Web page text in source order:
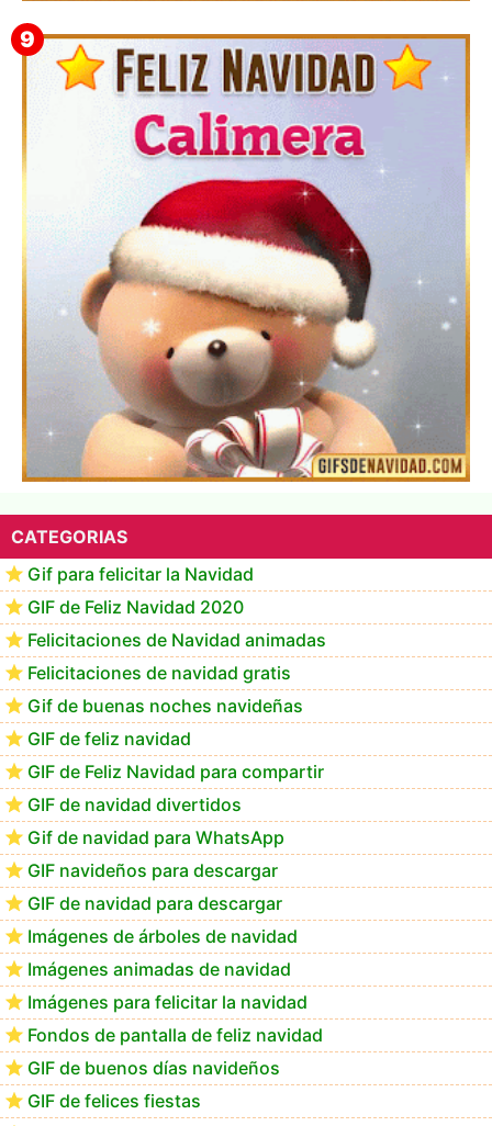
▷ Los Mejores Fondos de pantalla de feliz navidad
2022 📖
Feliz Navidad Calimera
CATEGORIAS
Gif para felicitar la Navidad
GIF de Feliz Navidad 2020
Felicitaciones de Navidad animadas
Felicitaciones de navidad gratis
Gif de buenas noches navideñas
GIF de feliz navidad
GIF de Feliz Navidad para compartir
GIF de navidad divertidos
Gif de navidad para WhatsApp
GIF navideños para descargar
GIF de navidad para descargar
Imágenes de árboles de navidad
Imágenes animadas de navidad
Imágenes para felicitar la navidad
Fondos de pantalla de feliz navidad
GIF de buenos días navideños
GIF de felices fiestas